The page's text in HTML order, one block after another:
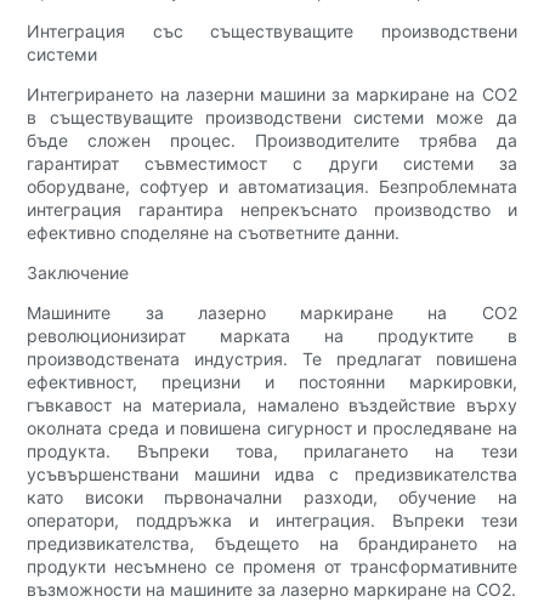
Интеграция със съществуващите производствени
системи
Интегрирането на лазерни машини за маркиране на CO2
в съществуващите производствени системи може да
бъде сложен процес. Производителите трябва да
гарантират съвместимост с други системи за
оборудване, софтуер и автоматизация. Безпроблемната
интеграция гарантира непрекъснато производство и
ефективно споделяне на съответните данни.
Заключение
Машините за лазерно маркиране на CO2
революционизират марката на продуктите в
производствената индустрия. Те предлагат повишена
ефективност, прецизни и постоянни маркировки,
гъвкавост на материала, намалено въздействие върху
околната среда и повишена сигурност и проследяване на
продукта. Въпреки това, прилагането на тези
усъвършенствани машини идва с предизвикателства
като високи първоначални разходи, обучение на
оператори, поддръжка и интеграция. Въпреки тези
предизвикателства, бъдещето на брандирането на
продукти несъмнено се променя от трансформативните
възможности на машините за лазерно маркиране на CO2.